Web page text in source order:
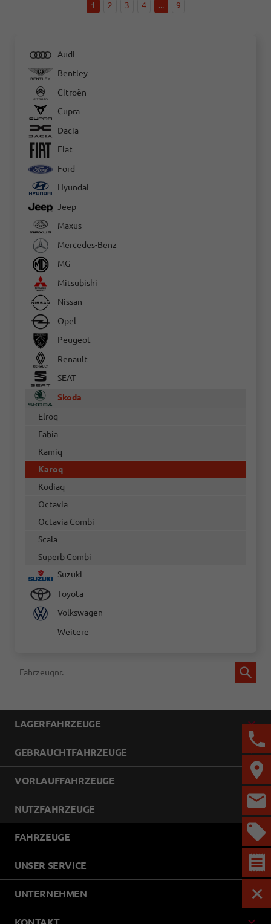
1 2 3 4 ... 9
Audi
Bentley
Citroën
Cupra
Dacia
Fiat
Ford
Hyundai
Jeep
Maxus
Mercedes-Benz
MG
Mitsubishi
Nissan
Opel
Peugeot
Renault
SEAT
Skoda
Elroq
Fabia
Kamiq
Karoq
Kodiaq
Octavia
Octavia Combi
Scala
Superb Combi
Suzuki
Toyota
Volkswagen
Weitere
Fahrzeugnr.
LAGERFAHRZEUGE
GEBRAUCHTFAHRZEUGE
VORLAUFFAHRZEUGE
NUTZFAHRZEUGE
FAHRZEUGE
UNSER SERVICE
UNTERNEHMEN